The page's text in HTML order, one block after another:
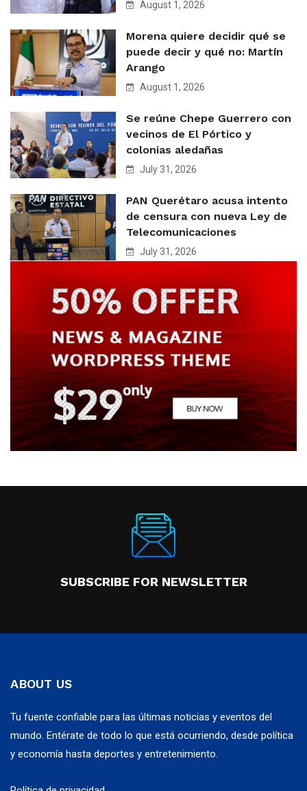
August 1, 2026
Morena quiere decidir qué se
puede decir y qué no: Martín
Arango
August 1, 2026
Se reúne Chepe Guerrero con
vecinos de El Pórtico y
colonias aledañas
July 31, 2026
PAN Querétaro acusa intento
de censura con nueva Ley de
Telecomunicaciones
July 31, 2026
SUBSCRIBE FOR NEWSLETTER
ABOUT US
Tu fuente confiable para las últimas noticias y eventos del
mundo. Entérate de todo lo que está ocurriendo, desde política
y economía hasta deportes y entretenimiento.